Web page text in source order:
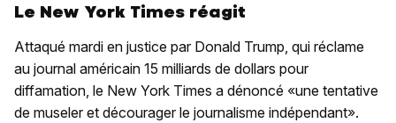
Le New York Times réagit
Attaqué mardi en justice par Donald Trump, qui réclame
au journal américain 15 milliards de dollars pour
diffamation, le New York Times a dénoncé «une tentative
de museler et décourager le journalisme indépendant».